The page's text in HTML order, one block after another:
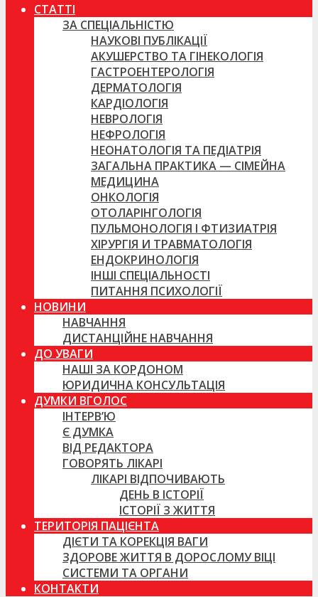
СТАТТІ
ЗА СПЕЦІАЛЬНІСТЮ
НАУКОВІ ПУБЛІКАЦІЇ
АКУШЕРСТВО ТА ГІНЕКОЛОГІЯ
ГАСТРОЕНТЕРОЛОГІЯ
ДЕРМАТОЛОГІЯ
КАРДІОЛОГІЯ
НЕВРОЛОГІЯ
НЕФРОЛОГІЯ
НЕОНАТОЛОГІЯ ТА ПЕДІАТРІЯ
ЗАГАЛЬНА ПРАКТИКА — СІМЕЙНА
МЕДИЦИНА
ОНКОЛОГІЯ
ОТОЛАРІНГОЛОГІЯ
ПУЛЬМОНОЛОГІЯ І ФТИЗИАТРІЯ
ХІРУРГІЯ И ТРАВМАТОЛОГІЯ
ЕНДОКРИНОЛОГІЯ
ІНШІ СПЕЦІАЛЬНОСТІ
ПИТАННЯ ПСИХОЛОГІЇ
НОВИНИ
НАВЧАННЯ
ДИСТАНЦІЙНЕ НАВЧАННЯ
ДО УВАГИ
НАШІ ЗА КОРДОНОМ
ЮРИДИЧНА КОНСУЛЬТАЦІЯ
ДУМКИ ВГОЛОС
ІНТЕРВ’Ю
Є ДУМКА
ВІД РЕДАКТОРА
ГОВОРЯТЬ ЛІКАРІ
ЛІКАРІ ВІДПОЧИВАЮТЬ
ДЕНЬ В ІСТОРІЇ
ІСТОРІЇ З ЖИТТЯ
ТЕРИТОРІЯ ПАЦІЄНТА
ДІЄТИ ТА КОРЕКЦІЯ ВАГИ
ЗДОРОВЕ ЖИТТЯ В ДОРОСЛОМУ ВІЦІ
СИСТЕМИ ТА ОРГАНИ
КОНТАКТИ